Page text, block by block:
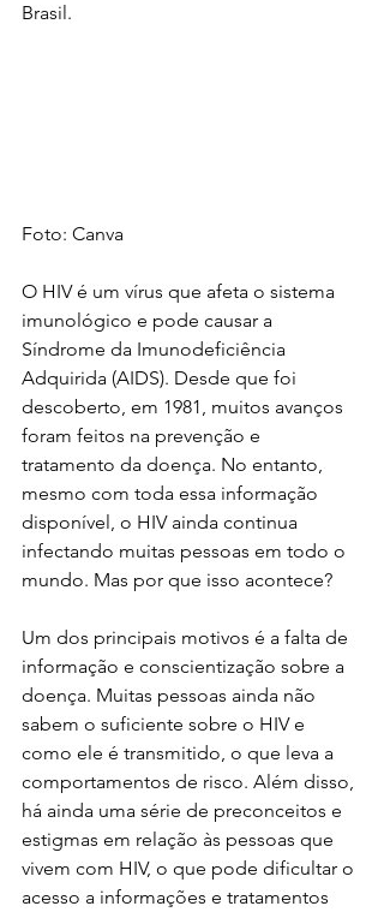
Brasil.
Foto: Canva
O HIV é um vírus que afeta o sistema
imunológico e pode causar a
Síndrome da Imunodeficiência
Adquirida (AIDS). Desde que foi
descoberto, em 1981, muitos avanços
foram feitos na prevenção e
tratamento da doença. No entanto,
mesmo com toda essa informação
disponível, o HIV ainda continua
infectando muitas pessoas em todo o
mundo. Mas por que isso acontece?
Um dos principais motivos é a falta de
informação e conscientização sobre a
doença. Muitas pessoas ainda não
sabem o suficiente sobre o HIV e
como ele é transmitido, o que leva a
comportamentos de risco. Além disso,
há ainda uma série de preconceitos e
estigmas em relação às pessoas que
vivem com HIV, o que pode dificultar o
acesso a informações e tratamentos